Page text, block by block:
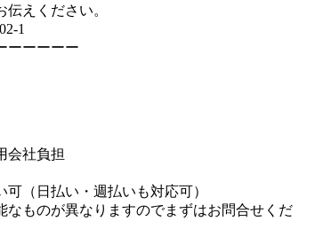
えください。
1
ーーーーー
会社負担
可（日払い・週払いも対応可）
ものが異なりますのでまずはお問合せくだ